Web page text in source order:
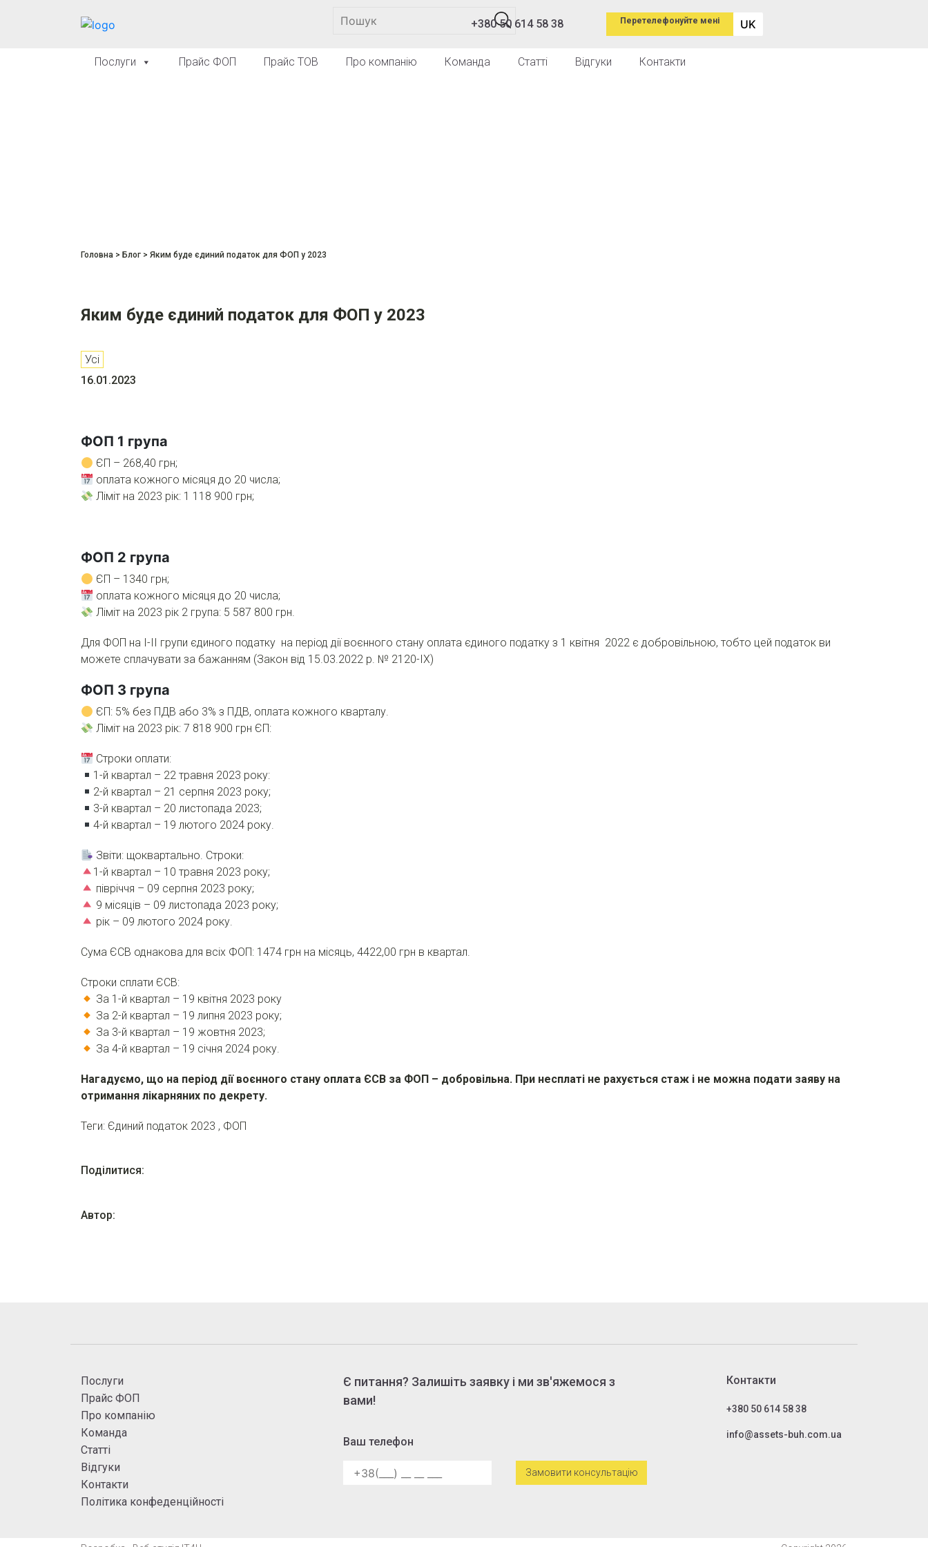
+380 50 614 58 38 Перетелефонуйте мені UK
Послуги Прайс ФОП Прайс ТОВ Про компанію Команда Статті Відгуки Контакти
Головна > Блог > Яким буде єдиний податок для ФОП у 2023
Яким буде єдиний податок для ФОП у 2023
Усі
16.01.2023
ФОП 1 група
ЄП – 268,40 грн;
оплата кожного місяця до 20 числа;
Ліміт на 2023 рік: 1 118 900 грн;
ФОП 2 група
ЄП – 1340 грн;
оплата кожного місяця до 20 числа;
Ліміт на 2023 рік 2 група: 5 587 800 грн.
Для ФОП на І-ІІ групи єдиного податку на період дії воєнного стану оплата єдиного податку з 1 квітня 2022 є добровільною, тобто цей податок ви
можете сплачувати за бажанням (Закон від 15.03.2022 р. № 2120-IX)
ФОП 3 група
ЄП: 5% без ПДВ або 3% з ПДВ, оплата кожного кварталу.
Ліміт на 2023 рік: 7 818 900 грн ЄП:
Строки оплати:
1-й квартал – 22 травня 2023 року:
2-й квартал – 21 серпня 2023 року;
3-й квартал – 20 листопада 2023;
4-й квартал – 19 лютого 2024 року.
Звіти: щоквартально. Строки:
1-й квартал – 10 травня 2023 року;
півріччя – 09 серпня 2023 року;
9 місяців – 09 листопада 2023 року;
рік – 09 лютого 2024 року.
Сума ЄСВ однакова для всіх ФОП: 1474 грн на місяць, 4422,00 грн в квартал.
Строки сплати ЄСВ:
За 1-й квартал – 19 квітня 2023 року
За 2-й квартал – 19 липня 2023 року;
За 3-й квартал – 19 жовтня 2023;
За 4-й квартал – 19 січня 2024 року.
Нагадуємо, що на період дії воєнного стану оплата ЄСВ за ФОП – добровільна. При несплаті не рахується стаж і не можна подати заяву на
отримання лікарняних по декрету.
Теги: Єдиний податок 2023 , ФОП
Поділитися:
Автор:
Послуги
Прайс ФОП
Про компанію
Команда
Статті
Відгуки
Контакти
Політика конфеденційності
Є питання? Залишіть заявку і ми зв'яжемося з
вами!
Ваш телефон
Alternative:
Контакти
+380 50 614 58 38
info@assets-buh.com.ua